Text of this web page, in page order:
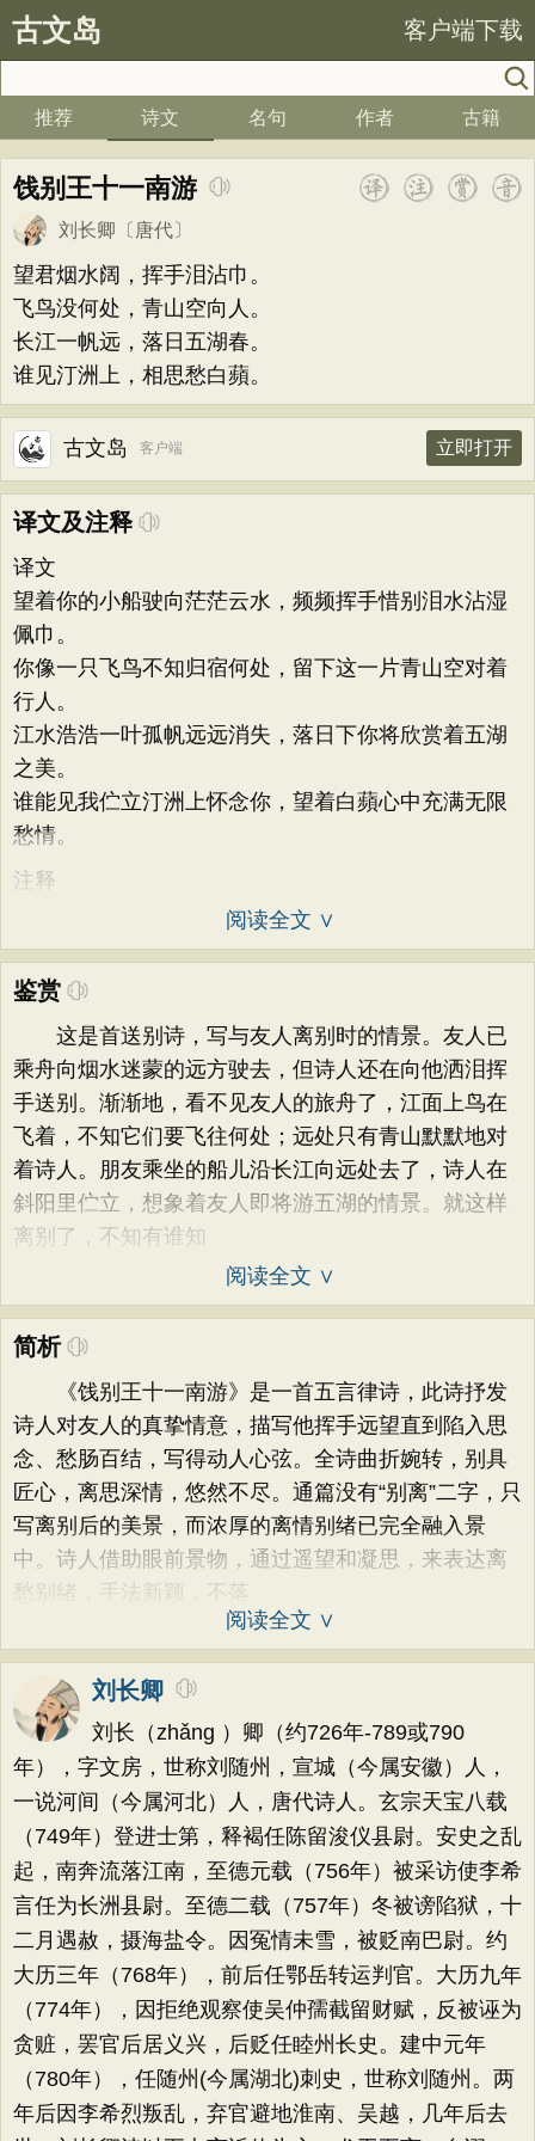
古文岛 客户端下载
推荐 诗文 名句 作者 古籍
饯别王十一南游
刘长卿 〔唐代〕
望君烟水阔，挥手泪沾巾。
飞鸟没何处，青山空向人。
长江一帆远，落日五湖春。
谁见汀洲上，相思愁白蘋。
古文岛 客户端 立即打开
译文及注释
译文
望着你的小船驶向茫茫云水，频频挥手惜别泪水沾湿
佩巾。
你像一只飞鸟不知归宿何处，留下这一片青山空对着
行人。
江水浩浩一叶孤帆远远消失，落日下你将欣赏着五湖
之美。
谁能见我伫立汀洲上怀念你，望着白蘋心中充满无限
愁情。
注释
阅读全文 ∨
鉴赏
这是首送别诗，写与友人离别时的情景。友人已
乘舟向烟水迷蒙的远方驶去，但诗人还在向他洒泪挥
手送别。渐渐地，看不见友人的旅舟了，江面上鸟在
飞着，不知它们要飞往何处；远处只有青山默默地对
着诗人。朋友乘坐的船儿沿长江向远处去了，诗人在
斜阳里伫立，想象着友人即将游五湖的情景。就这样
离别了，不知有谁知
阅读全文 ∨
简析
《饯别王十一南游》是一首五言律诗，此诗抒发
诗人对友人的真挚情意，描写他挥手远望直到陷入思
念、愁肠百结，写得动人心弦。全诗曲折婉转，别具
匠心，离思深情，悠然不尽。通篇没有“别离”二字，只
写离别后的美景，而浓厚的离情别绪已完全融入景
中。诗人借助眼前景物，通过遥望和凝思，来表达离
愁别绪，手法新颖，不落
阅读全文 ∨
刘长卿
刘长（zhǎng ）卿（约726年-789或790
年），字文房，世称刘随州，宣城（今属安徽）人，
一说河间（今属河北）人，唐代诗人。玄宗天宝八载
（749年）登进士第，释褐任陈留浚仪县尉。安史之乱
起，南奔流落江南，至德元载（756年）被采访使李希
言任为长洲县尉。至德二载（757年）冬被谤陷狱，十
二月遇赦，摄海盐令。因冤情未雪，被贬南巴尉。约
大历三年（768年），前后任鄂岳转运判官。大历九年
（774年），因拒绝观察使吴仲孺截留财赋，反被诬为
贪赃，罢官后居义兴，后贬任睦州长史。建中元年
（780年），任随州(今属湖北)刺史，世称刘随州。两
年后因李希烈叛乱，弃官避地淮南、吴越，几年后去